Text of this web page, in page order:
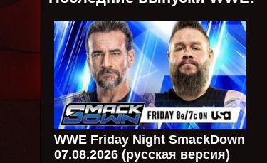
WWE Friday Night SmackDown
07.08.2026 (русская версия)